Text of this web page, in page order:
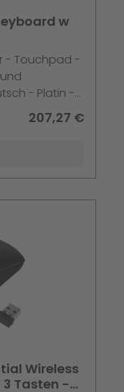
w
- Touchpad -
- Platin -
10 for
207,27 €
Wireless
Tasten -